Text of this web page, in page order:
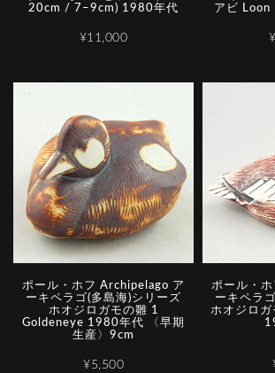
20cm / 7–9cm) 1980年代
¥11,000
アビ
ポール・ホフ Archipelago ア
ーキペラゴ(多島海)シリーズ
ホオジロガモの雛 1
Goldeneye 1980年代 〈早期
生産〉9cm
¥5,500
ポール・
ーキペラ
ホオジロ